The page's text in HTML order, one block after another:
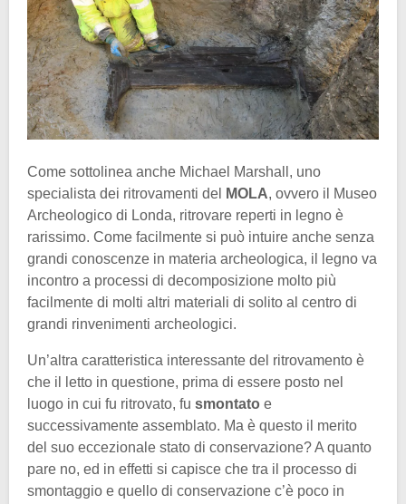
Come sottolinea anche Michael Marshall, uno
specialista dei ritrovamenti del
MOLA, ovvero il Museo
Archeologico di Londa, ritrovare reperti in legno è
rarissimo. Come facilmente si può intuire anche senza
grandi conoscenze in materia archeologica, il legno va
incontro a processi di decomposizione molto più
facilmente di molti altri materiali di solito al centro di
grandi rinvenimenti archeologici.
Un’altra caratteristica interessante del ritrovamento è
che il letto in questione, prima di essere posto nel
luogo in cui fu ritrovato, fu smontato e
successivamente assemblato. Ma è questo il merito
del suo eccezionale stato di conservazione? A quanto
pare no, ed in effetti si capisce che tra il processo di
smontaggio e quello di conservazione c’è poco in